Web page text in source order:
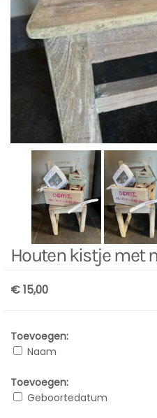
Houten kistje met
€ 15,00
Toevoegen:
Naam
Toevoegen:
Geboortedatum